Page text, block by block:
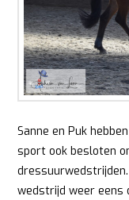
Sanne en Puk
sport ook besloten
wedstrijd weer eens